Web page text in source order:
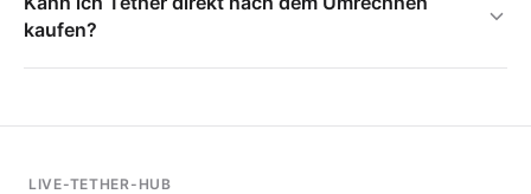
kaufen?
LIVE-TETHER-HUB